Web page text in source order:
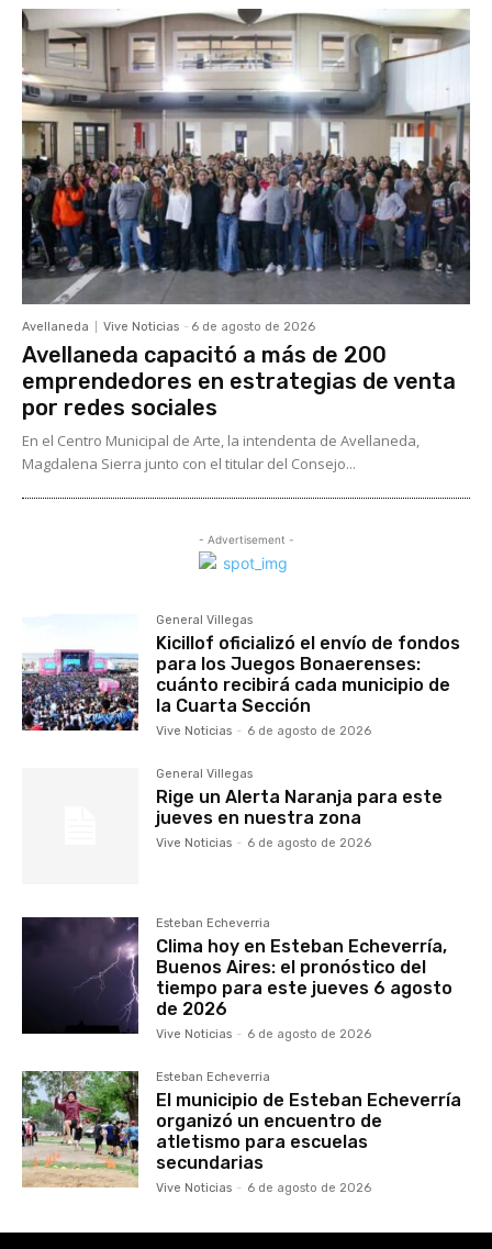
Avellaneda Vive Noticias - 6 de agosto de 2026
Avellaneda capacitó a más de 200
emprendedores en estrategias de venta
por redes sociales
En el Centro Municipal de Arte, la intendenta de Avellaneda,
Magdalena Sierra junto con el titular del Consejo...
- Advertisement -
General Villegas
Kicillof oficializó el envío de fondos
para los Juegos Bonaerenses:
cuánto recibirá cada municipio de
la Cuarta Sección
Vive Noticias - 6 de agosto de 2026
General Villegas
Rige un Alerta Naranja para este
jueves en nuestra zona
Vive Noticias - 6 de agosto de 2026
Esteban Echeverria
Clima hoy en Esteban Echeverría,
Buenos Aires: el pronóstico del
tiempo para este jueves 6 agosto
de 2026
Vive Noticias - 6 de agosto de 2026
Esteban Echeverria
El municipio de Esteban Echeverría
organizó un encuentro de
atletismo para escuelas
secundarias
Vive Noticias - 6 de agosto de 2026